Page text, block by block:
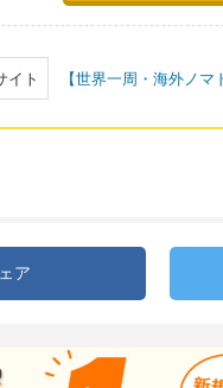
イト 【世界一周・海外ノ
ア